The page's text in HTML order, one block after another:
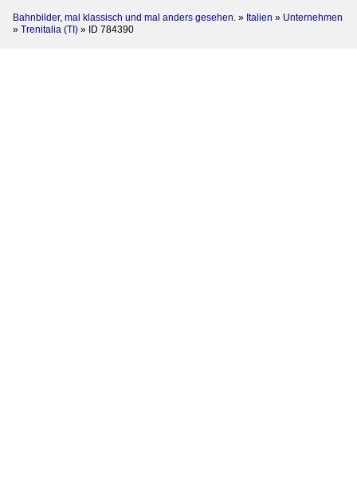
Bahnbilder, mal klassisch und mal anders gesehen. » Italien » Unternehmen
» Trenitalia (TI) » ID 784390